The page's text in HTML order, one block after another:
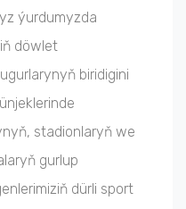
ýurdumyzda
döwlet
biridigini
stadionlaryň we
gurlup
dürli sport